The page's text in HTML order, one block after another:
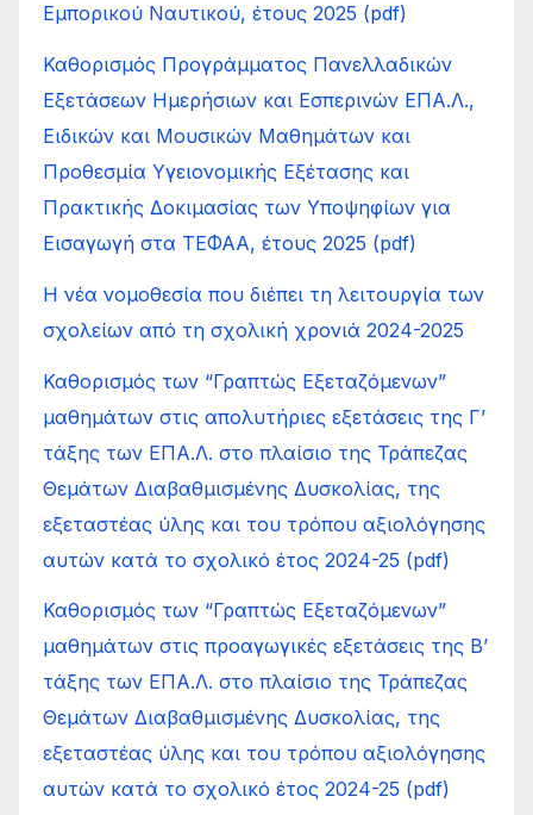
Εμπορικού Ναυτικού, έτους 2025 (pdf)
Καθορισμός Προγράμματος Πανελλαδικών
Εξετάσεων Ημερήσιων και Εσπερινών ΕΠΑ.Λ.,
Ειδικών και Μουσικών Μαθημάτων και
Προθεσμία Υγειονομικής Εξέτασης και
Πρακτικής Δοκιμασίας των Υποψηφίων για
Εισαγωγή στα ΤΕΦΑΑ, έτους 2025 (pdf)
Η νέα νομοθεσία που διέπει τη λειτουργία των
σχολείων από τη σχολική χρονιά 2024-2025
Καθορισμός των “Γραπτώς Εξεταζόμενων”
μαθημάτων στις απολυτήριες εξετάσεις της Γ’
τάξης των ΕΠΑ.Λ. στο πλαίσιο της Τράπεζας
Θεμάτων Διαβαθμισμένης Δυσκολίας, της
εξεταστέας ύλης και του τρόπου αξιολόγησης
αυτών κατά το σχολικό έτος 2024-25 (pdf)
Καθορισμός των “Γραπτώς Εξεταζόμενων”
μαθημάτων στις προαγωγικές εξετάσεις της Β’
τάξης των ΕΠΑ.Λ. στο πλαίσιο της Τράπεζας
Θεμάτων Διαβαθμισμένης Δυσκολίας, της
εξεταστέας ύλης και του τρόπου αξιολόγησης
αυτών κατά το σχολικό έτος 2024-25 (pdf)